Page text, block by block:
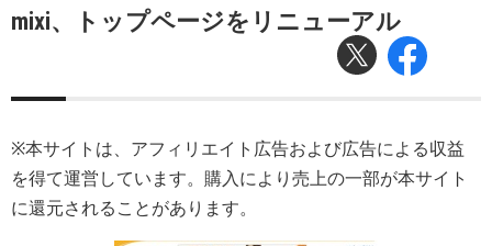
mixi、トップページをリニューアル
※本サイトは、アフィリエイト広告および広告による収益
を得て運営しています。購入により売上の一部が本サイト
に還元されることがあります。